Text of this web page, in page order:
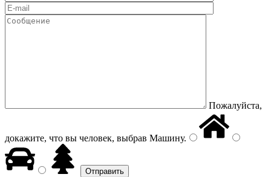
Пожалуйста,
докажите, что вы человек, выбрав Машину.